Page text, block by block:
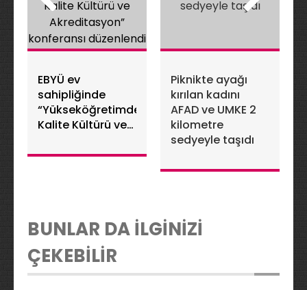
EBYÜ ev
sahipliğinde
“Yükseköğretimde
Kalite Kültürü ve
konferansı
Piknikte ayağı
kırılan kadını
AFAD ve UMKE 2
kilometre
sedyeyle taşıdı
BUNLAR DA İLGİNİZİ
ÇEKEBİLİR